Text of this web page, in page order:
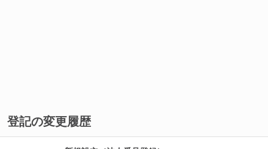
登記の変更履歴